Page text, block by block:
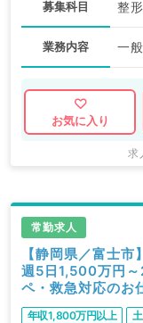
募集科目 整
業務内容 一
お気に入り
求
常勤求人
【静岡県／富士
週5日1,500万円
ペ・救急対応のお
年収1,800万円以上